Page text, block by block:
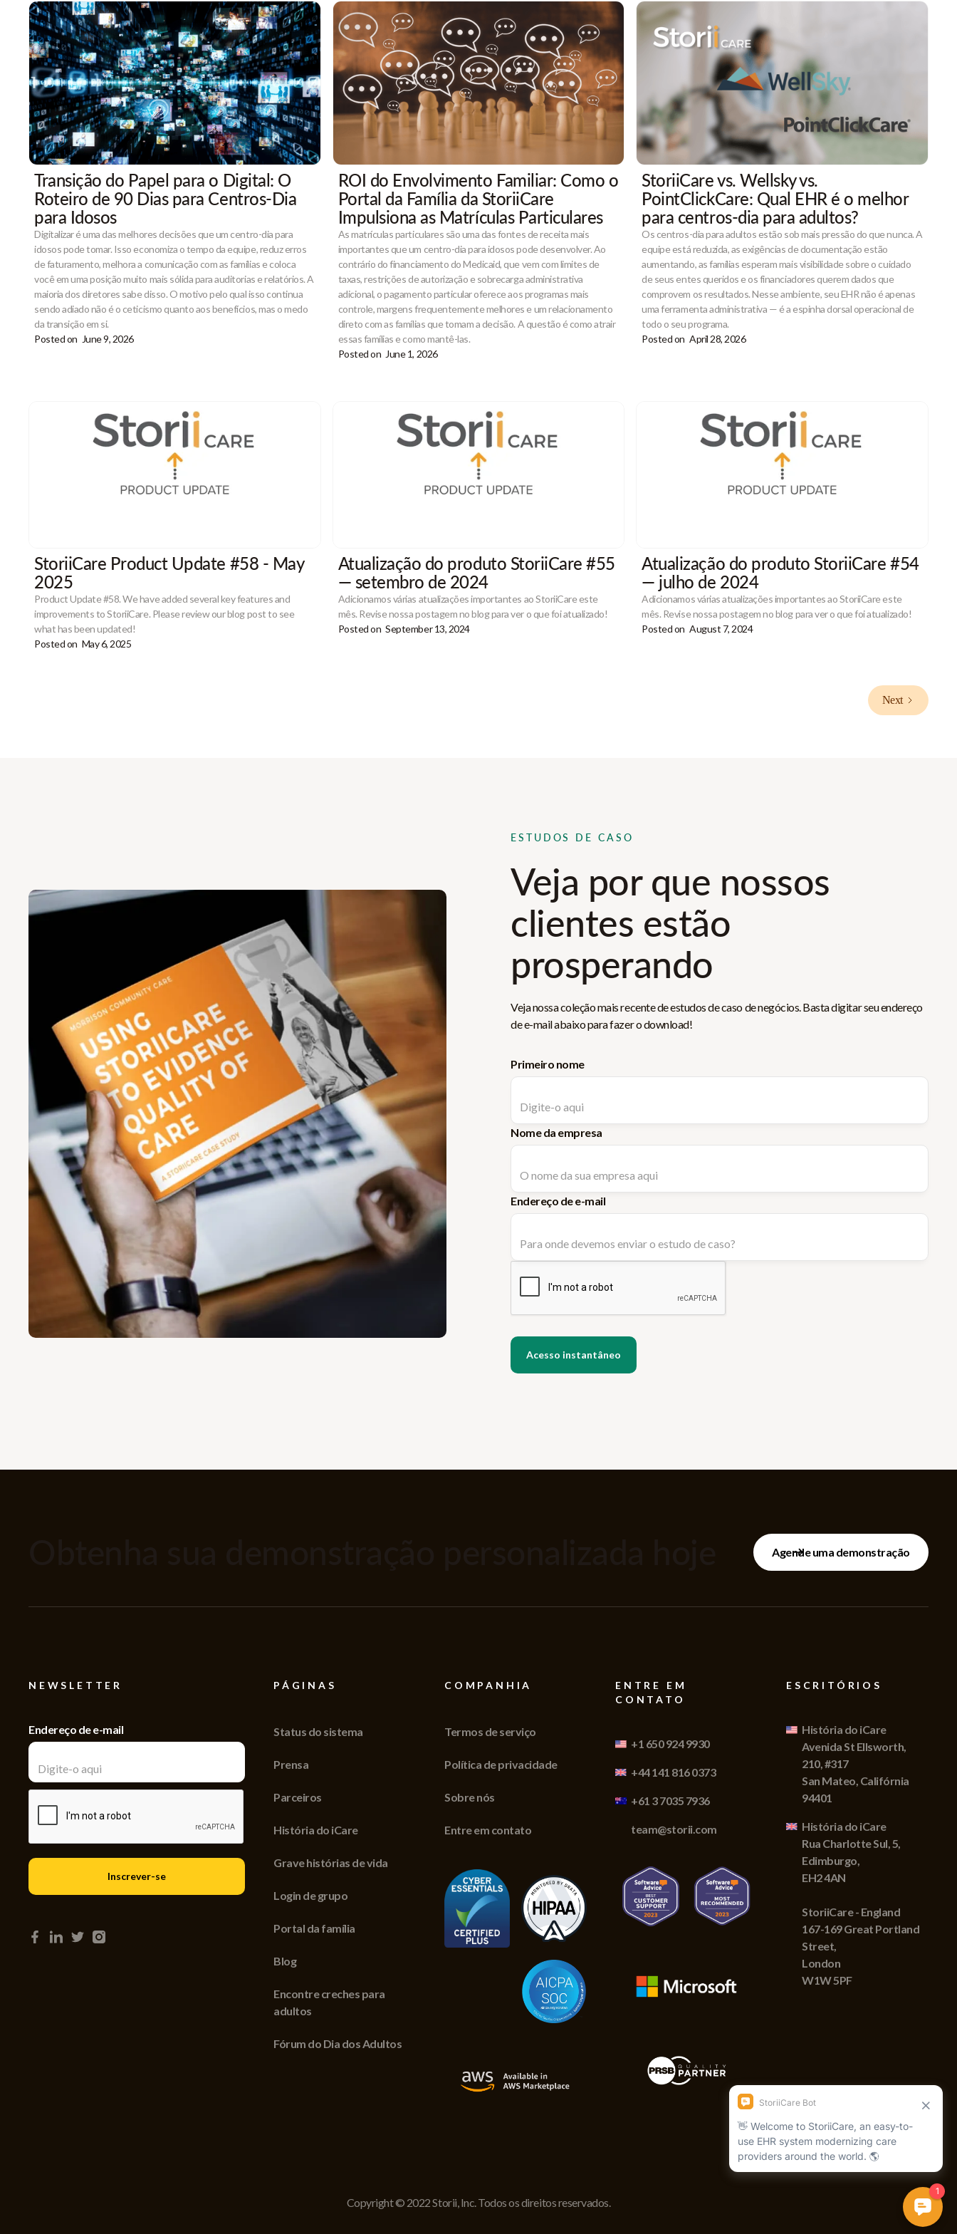
Transição do Papel para o Digital: O
Roteiro de 90 Dias para Centros-Dia
para Idosos
Digitalizar é uma das melhores decisões que um centro-dia para
idosos pode tomar. Isso economiza o tempo da equipe, reduz erros
de faturamento, melhora a comunicação com as famílias e coloca
você em uma posição muito mais sólida para auditorias e relatórios. A
maioria dos diretores sabe disso. O motivo pelo qual isso continua
sendo adiado não é o ceticismo quanto aos benefícios, mas o medo
da transição em si.
Posted on June 9, 2026
ROI do Envolvimento Familiar: Como o
Portal da Família da StoriiCare
Impulsiona as Matrículas Particulares
As matrículas particulares são uma das fontes de receita mais
importantes que um centro-dia para idosos pode desenvolver. Ao
contrário do financiamento do Medicaid, que vem com limites de
taxas, restrições de autorização e sobrecarga administrativa
adicional, o pagamento particular oferece aos programas mais
controle, margens frequentemente melhores e um relacionamento
direto com as famílias que tomam a decisão. A questão é como atrair
essas famílias e como mantê-las.
Posted on June 1, 2026
StoriiCare vs. Wellsky vs.
PointClickCare: Qual EHR é o melhor
para centros-dia para adultos?
Os centros-dia para adultos estão sob mais pressão do que nunca. A
equipe está reduzida, as exigências de documentação estão
aumentando, as famílias esperam mais visibilidade sobre o cuidado
de seus entes queridos e os financiadores querem dados que
comprovem os resultados. Nesse ambiente, seu EHR não é apenas
uma ferramenta administrativa — é a espinha dorsal operacional de
todo o seu programa.
Posted on April 28, 2026
StoriiCare Product Update #58 - May
2025
Product Update #58. We have added several key features and
improvements to StoriiCare. Please review our blog post to see
what has been updated!
Posted on May 6, 2025
Atualização do produto StoriiCare #55
— setembro de 2024
Adicionamos várias atualizações importantes ao StoriiCare este
mês. Revise nossa postagem no blog para ver o que foi atualizado!
Posted on September 13, 2024
Atualização do produto StoriiCare #54
— julho de 2024
Adicionamos várias atualizações importantes ao StoriiCare este
mês. Revise nossa postagem no blog para ver o que foi atualizado!
Posted on August 7, 2024
Next
ESTUDOS DE CASO
Veja por que nossos
clientes estão
prosperando
Veja nossa coleção mais recente de estudos de caso de negócios. Basta digitar seu endereço
de e-mail abaixo para fazer o download!
Primeiro nome
Nome da empresa
Endereço de e-mail
Agende uma demonstração
NEWSLETTER
Endereço de e-mail
PÁGINAS
Status do sistema
Prensa
Parceiros
História do iCare
Grave histórias de vida
Login de grupo
Portal da família
Blog
Encontre creches para
adultos
Fórum do Dia dos Adultos
COMPANHIA
Termos de serviço
Política de privacidade
Sobre nós
Entre em contato
ENTRE EM
CONTATO
+1 650 924 9930
+44 141 816 0373
+61 3 7035 7936
team@storii.com
ESCRITÓRIOS
História do iCare
Avenida St Ellsworth,
210, #317
San Mateo, Califórnia
94401
História do iCare
Rua Charlotte Sul, 5,
Edimburgo,
EH2 4AN
StoriiCare - England
167-169 Great Portland
Street,
London
W1W 5PF
Copyright © 2022 Storii, Inc. Todos os direitos reservados.